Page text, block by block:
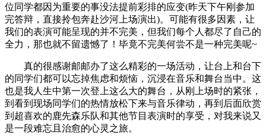
位同学都因为重要的事没法提前彩排的应变(昨天下午刚参加
完答辩，直接拎包奔赴沙河上场演出)。可能有很多因素，让
我们的表演可能呈现的并不完美，但我们每个人都尽了自己的
全力，那也就不留遗憾了！毕竟不完美何尝不是一种完美呢~
真的很感谢邮邮办了这么精彩的一场活动，让台上和台下
的同学们都可以忘掉焦虑和烦恼，沉浸在音乐和舞台当中。这
也是我人生中第一次登上这么大的舞台，从刚上场时的紧张，
到看到现场同学们的热情放松下来与音乐律动，再到后面欣赏
到超喜欢的鹿先森乐队和其他节目表演时的享受，对我来说又
是一段难忘且治愈的心灵之旅。